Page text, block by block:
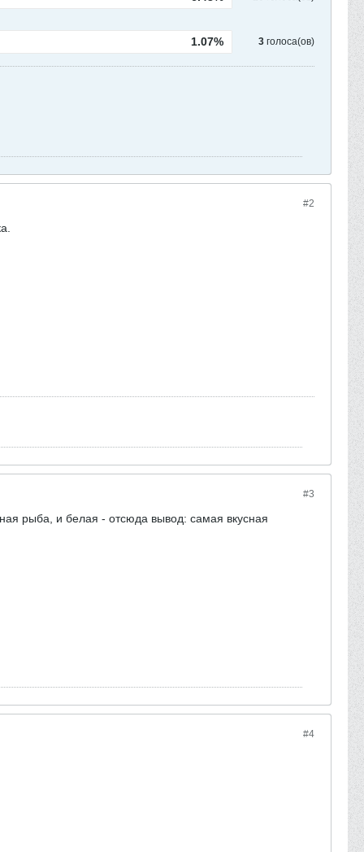
1.07% 3 голоса(ов)
#2
#3
рыба, и белая - отсюда вывод: самая вкусная
#4